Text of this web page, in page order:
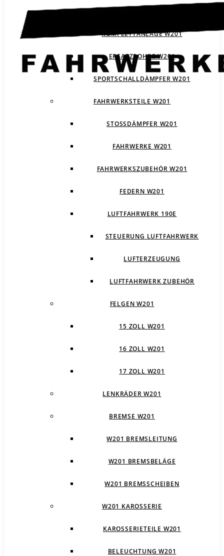
KOMPLETTANLAGE W201
ERSATZROHRE W201
SPORTSCHALLDÄMPFER W201
FAHRWERKSTEILE W201
STOSSDÄMPFER W201
FAHRWERKE W201
FAHRWERKSZUBEHÖR W201
FEDERN W201
LUFTFAHRWERK 190E
STEUERUNG LUFTFAHRWERK
LUFTERZEUGUNG
LUFTFAHRWERK ZUBEHÖR
FELGEN W201
15 ZOLL W201
16 ZOLL W201
17 ZOLL W201
LENKRÄDER W201
BREMSE W201
W201 BREMSLEITUNG
W201 BREMSBELÄGE
W201 BREMSSCHEIBEN
W201 KAROSSERIE
KAROSSERIETEILE W201
BELEUCHTUNG W201